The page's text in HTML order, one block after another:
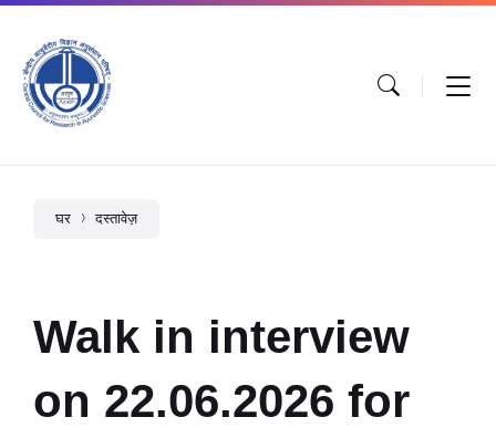
घर दस्तावेज़
Walk in interview
on 22.06.2026 for